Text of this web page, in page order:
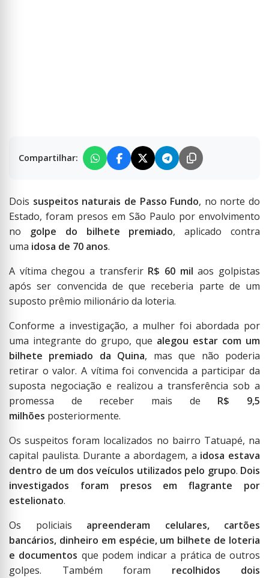
Compartilhar:
Dois suspeitos naturais de Passo Fundo, no norte do
Estado, foram presos em São Paulo por envolvimento
no golpe do bilhete premiado, aplicado contra
uma idosa de 70 anos.
A vítima chegou a transferir R$ 60 mil aos golpistas
após ser convencida de que receberia parte de um
suposto prêmio milionário da loteria.
Conforme a investigação, a mulher foi abordada por
uma integrante do grupo, que alegou estar com um
bilhete premiado da Quina, mas que não poderia
retirar o valor. A vítima foi convencida a participar da
suposta negociação e realizou a transferência sob a
promessa de receber mais de R$ 9,5
milhões posteriormente.
Os suspeitos foram localizados no bairro Tatuapé, na
capital paulista. Durante a abordagem, a idosa estava
dentro de um dos veículos utilizados pelo grupo. Dois
investigados foram presos em flagrante por
estelionato.
Os policiais apreenderam celulares, cartões
bancários, dinheiro em espécie, um bilhete de loteria
e documentos que podem indicar a prática de outros
golpes. Também foram recolhidos dois